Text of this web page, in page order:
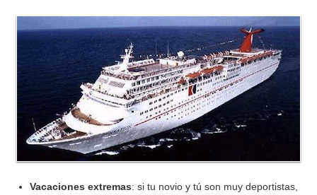
Vacaciones extremas: si tu novio y tú son muy deportistas,